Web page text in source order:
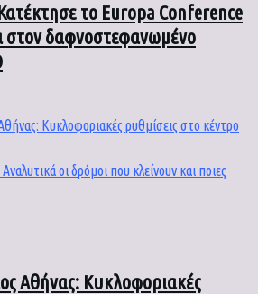
το Europa Conference
στον δαφνοστεφανωμένο
Αθήνας: Κυκλοφοριακές